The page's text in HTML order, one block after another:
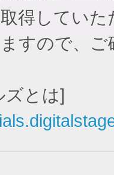
得してい
すので、
ズとは]